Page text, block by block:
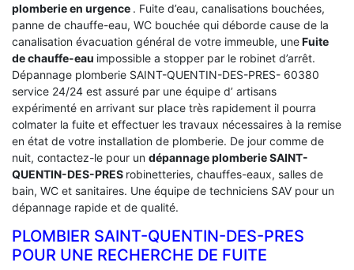
plomberie en urgence . Fuite d’eau, canalisations bouchées,
panne de chauffe-eau, WC bouchée qui déborde cause de la
canalisation évacuation général de votre immeuble, uneFuite
de chauffe-eau impossible a stopper par le robinet d’arrêt.
Dépannage plomberie SAINT-QUENTIN-DES-PRES- 60380
service 24/24 est assuré par une équipe d’ artisans
expérimenté en arrivant sur place très rapidement il pourra
colmater la fuite et effectuer les travaux nécessaires à la remise
en état de votre installation de plomberie. De jour comme de
nuit, contactez-le pour un dépannage plomberie SAINT-
QUENTIN-DES-PRES robinetteries, chauffes-eaux, salles de
bain, WC et sanitaires. Une équipe de techniciens SAV pour un
dépannage rapide et de qualité.
PLOMBIER SAINT-QUENTIN-DES-PRES
POUR UNE RECHERCHE DE FUITE